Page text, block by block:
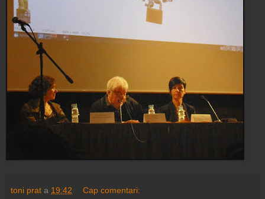
toni prat a 19:42 Cap comentari: